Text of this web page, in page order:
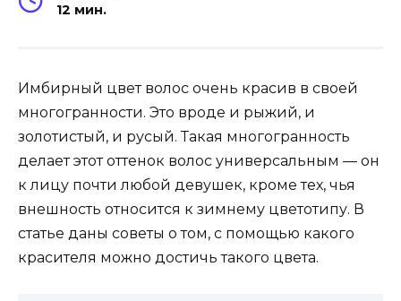
12 мин.
Имбирный цвет волос очень красив в своей
многогранности. Это вроде и рыжий, и
золотистый, и русый. Такая многогранность
делает этот оттенок волос универсальным — он
к лицу почти любой девушек, кроме тех, чья
внешность относится к зимнему цветотипу. В
статье даны советы о том, с помощью какого
красителя можно достичь такого цвета.